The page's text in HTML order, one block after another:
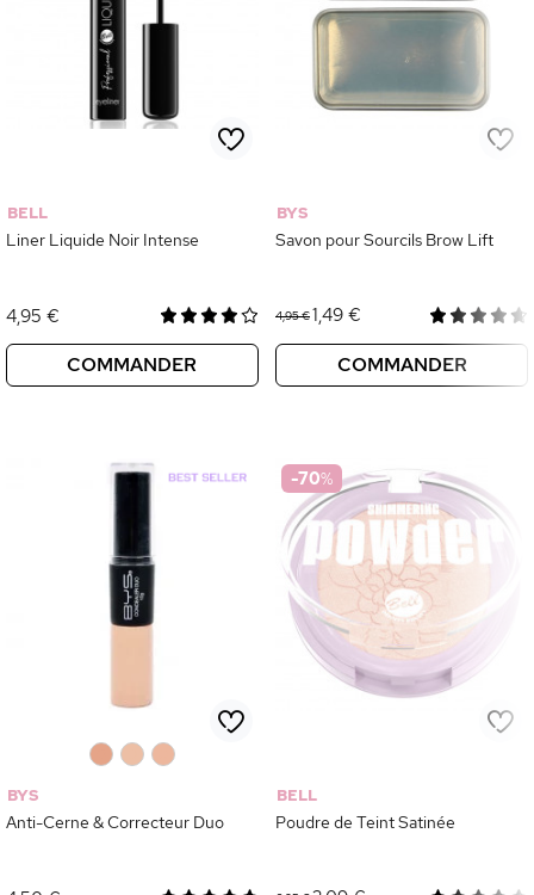
BELL
Liner Liquide Noir Intense
4,95 €
COMMANDER
BYS
Savon pour Sourcils Brow Lift
4,95 €1,49 €
COMMANDER
BYS
Anti-Cerne & Correcteur Duo
-70%
BELL
Poudre de Teint Satinée